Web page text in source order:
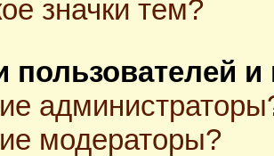
значки тем?
пользователей и
модераторы?